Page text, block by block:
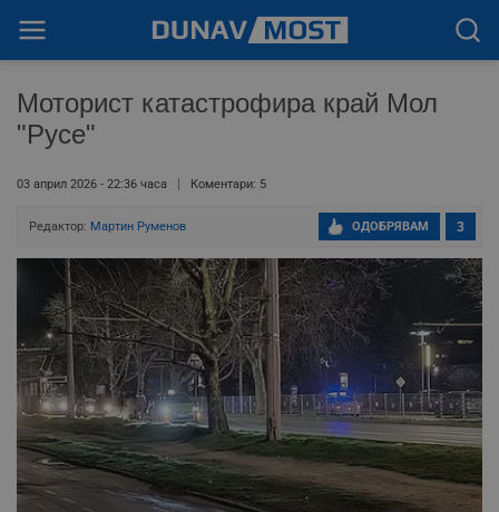
Моторист катастрофира край Мол
"Русе"
03 април 2026 - 22:36 часа Коментари: 5
Редактор: Мартин Руменов 3
ОДОБРЯВАМ